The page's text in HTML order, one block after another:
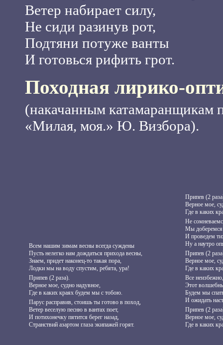
Ветер набирает силу,
Не сиди разинув рот,
Подтяни потуже ванты
И готовься рифить грот.
Походная лирико-
(накачанным катамаранщикам
«Милая, моя.» Ю. Визбора).
Всем нашим зимам весны всегда суждены
Пусть нелегко нам дождаться прихода весны,
Знаем, придет наконец-то такая пора,
Лодки мы на воду спустим, ребята, ура!
Припев (2 раза).
Верное мое, судно надувное,
Где в каких краях будем мы с тобою.
Парус расправив, стоишь ты готово в поход,
Ветер веселую песню в вантах поет,
И потихонечку пятится берег назад,
Странствий азартом глаза экипажей горят.
Припев (2
Верное мое,
Где в каких
Не
Мы доберемся
И проведем
Ну а наутро
Припев (2
Верное мое,
Где в каких
Все
Этот
Будем мы
И ожидать
Припев (2
Верное мое,
Где в каких